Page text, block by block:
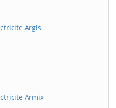
Argis
Armix